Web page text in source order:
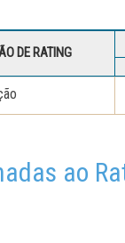
DE RATING
ao